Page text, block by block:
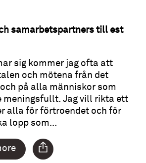
samarbetspartners till est
sig kommer jag ofta att
och mötena från det
på alla människor som
meningsfullt. Jag vill rikta ett
alla för förtroendet och för
lopp som…